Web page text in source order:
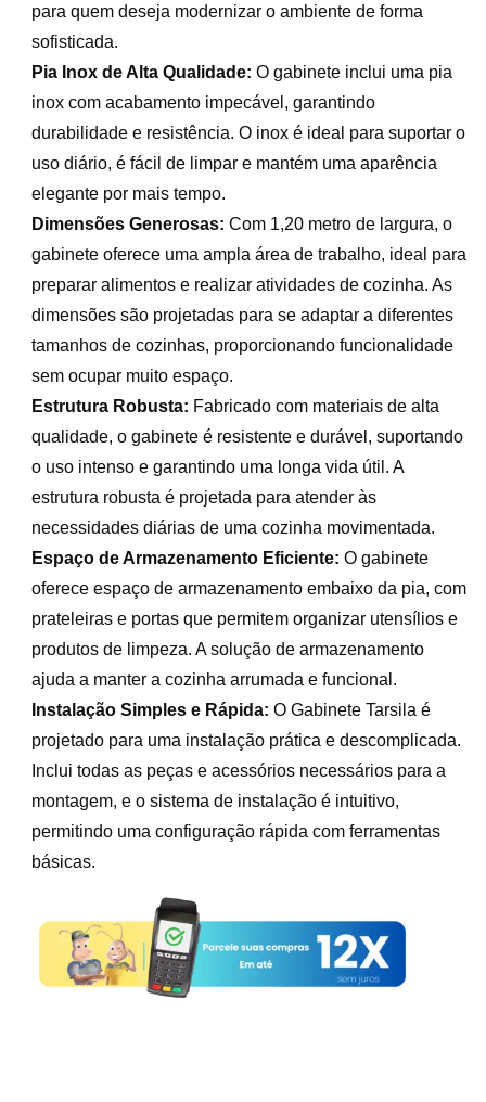
para quem deseja modernizar o ambiente de forma
sofisticada.
Pia Inox de Alta Qualidade: O gabinete inclui uma pia
inox com acabamento impecável, garantindo
durabilidade e resistência. O inox é ideal para suportar o
uso diário, é fácil de limpar e mantém uma aparência
elegante por mais tempo.
Dimensões Generosas: Com 1,20 metro de largura, o
gabinete oferece uma ampla área de trabalho, ideal para
preparar alimentos e realizar atividades de cozinha. As
dimensões são projetadas para se adaptar a diferentes
tamanhos de cozinhas, proporcionando funcionalidade
sem ocupar muito espaço.
Estrutura Robusta: Fabricado com materiais de alta
qualidade, o gabinete é resistente e durável, suportando
o uso intenso e garantindo uma longa vida útil. A
estrutura robusta é projetada para atender às
necessidades diárias de uma cozinha movimentada.
Espaço de Armazenamento Eficiente: O gabinete
oferece espaço de armazenamento embaixo da pia, com
prateleiras e portas que permitem organizar utensílios e
produtos de limpeza. A solução de armazenamento
ajuda a manter a cozinha arrumada e funcional.
Instalação Simples e Rápida: O Gabinete Tarsila é
projetado para uma instalação prática e descomplicada.
Inclui todas as peças e acessórios necessários para a
montagem, e o sistema de instalação é intuitivo,
permitindo uma configuração rápida com ferramentas
básicas.